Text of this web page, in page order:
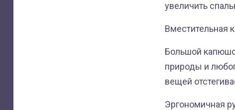
увеличить
Вместительная
Большой
природы и
вещей
Эргономичная